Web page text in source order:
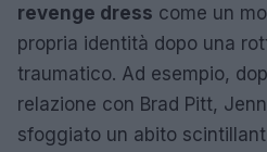
revenge dress come un
propria identità dopo una
traumatico. Ad esempio,
relazione con Brad Pitt,
sfoggiato un abito